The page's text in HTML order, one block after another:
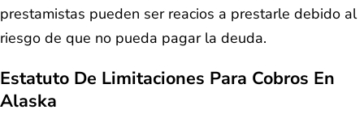
prestamistas pueden ser reacios a prestarle debido al
riesgo de que no pueda pagar la deuda.
Estatuto De Limitaciones Para Cobros En
Alaska